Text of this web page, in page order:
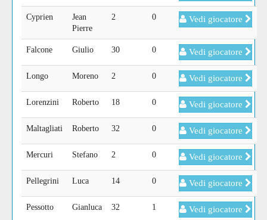
Cyprien
Jean
Pierre
2 0 Vedi giocatore
Falcone Giulio 30 0 Vedi giocatore
Longo Moreno 2 0 Vedi giocatore
Lorenzini Roberto 18 0 Vedi giocatore
Maltagliati Roberto 32 0 Vedi giocatore
Mercuri Stefano 2 0 Vedi giocatore
Pellegrini Luca 14 0 Vedi giocatore
Pessotto Gianluca 32 1 Vedi giocatore